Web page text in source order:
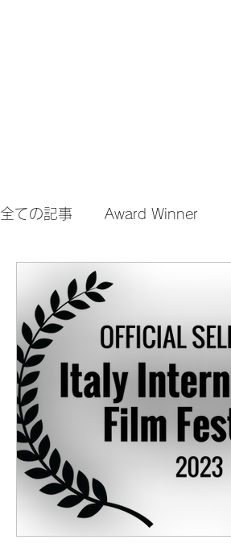
全ての記事 Award Winner
Honorable Mention